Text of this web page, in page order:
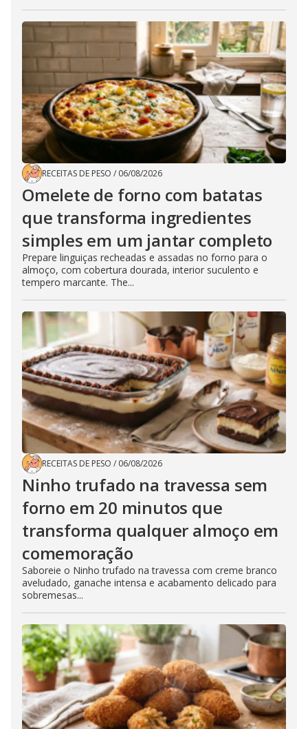
RECEITAS DE PESO / 06/08/2026
Omelete de forno com batatas
que transforma ingredientes
simples em um jantar completo
Prepare linguiças recheadas e assadas no forno para o
almoço, com cobertura dourada, interior suculento e
tempero marcante. The...
RECEITAS DE PESO / 06/08/2026
Ninho trufado na travessa sem
forno em 20 minutos que
transforma qualquer almoço em
comemoração
Saboreie o Ninho trufado na travessa com creme branco
aveludado, ganache intensa e acabamento delicado para
sobremesas...